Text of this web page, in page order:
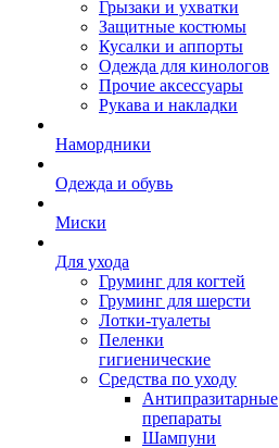
Грызаки и ухватки
Защитные костюмы
Кусалки и аппорты
Одежда для кинологов
Прочие аксессуары
Рукава и накладки
Намордники
Одежда и обувь
Миски
Для ухода
Груминг для когтей
Груминг для шерсти
Лотки-туалеты
Пеленки
гигиенические
Средства по уходу
Антипразитарные
препараты
Шампуни